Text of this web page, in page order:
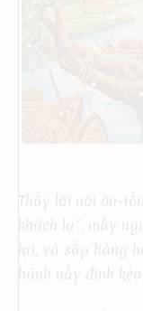
Thấy lời nói ôn-
khách lạ”, mấy
lại, và sắp hàng
hành nầy định kéo